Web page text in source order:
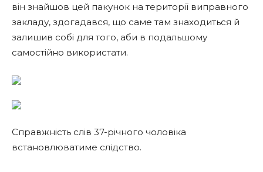
він знайшов цей пакунок на території виправного
закладу, здогадався, що саме там знаходиться й
залишив собі для того, аби в подальшому
самостійно використати.
Справжність слів 37-річного чоловіка
встановлюватиме слідство.